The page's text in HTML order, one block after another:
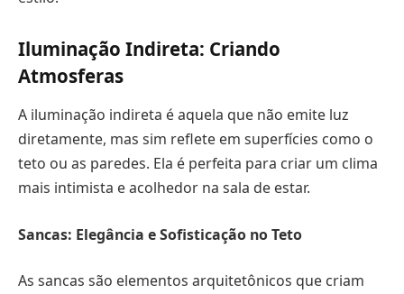
Iluminação Indireta: Criando
Atmosferas
A iluminação indireta é aquela que não emite luz
diretamente, mas sim reflete em superfícies como o
teto ou as paredes. Ela é perfeita para criar um clima
mais intimista e acolhedor na sala de estar.
Sancas: Elegância e Sofisticação no Teto
As sancas são elementos arquitetônicos que criam